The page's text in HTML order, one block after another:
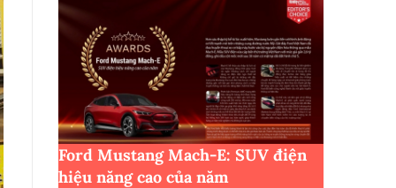
Ford Mustang Mach-E: SUV điện
hiệu năng cao của năm